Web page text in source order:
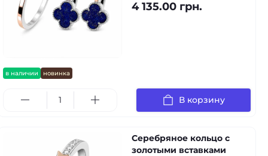
в наличии новинка
4 135.00 грн.
В корзину
Серебряное кольцо с
золотыми вставками